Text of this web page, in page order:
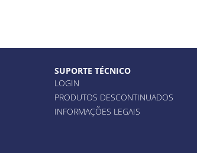
SUPORTE TÉCNICO
LOGIN
PRODUTOS DESCONTINUADOS
INFORMAÇÕES LEGAIS